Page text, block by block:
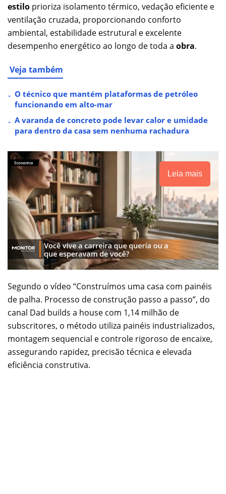
estilo prioriza isolamento térmico, vedação eficiente e
ventilação cruzada, proporcionando conforto
ambiental, estabilidade estrutural e excelente
desempenho energético ao longo de toda a obra.
Veja também
O técnico que mantém plataformas de petróleo
funcionando em alto-mar
A varanda de concreto pode levar calor e umidade
para dentro da casa sem nenhuma rachadura
Leia mais
Segundo o vídeo “Construímos uma casa com painéis
de palha. Processo de construção passo a passo”, do
canal Dad builds a house com 1,14 milhão de
subscritores, o método utiliza painéis industrializados,
montagem sequencial e controle rigoroso de encaixe,
assegurando rapidez, precisão técnica e elevada
eficiência construtiva.